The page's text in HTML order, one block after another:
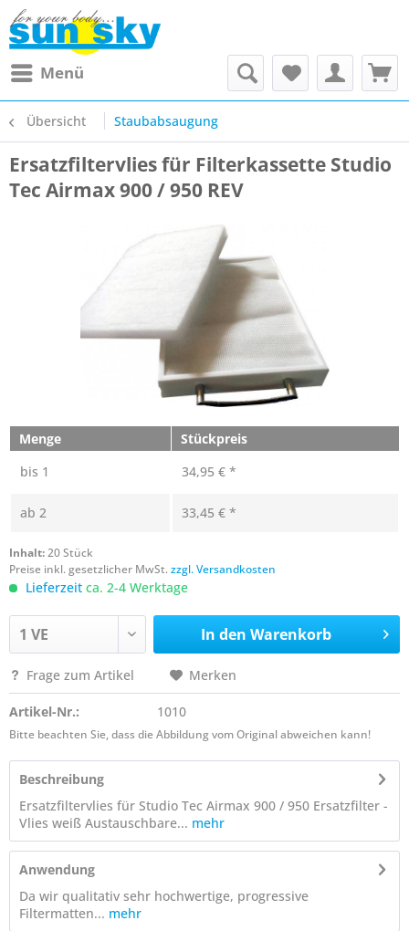
Menü
Übersicht Staubabsaugung
Ersatzfiltervlies für Filterkassette Studio
Tec Airmax 900 / 950 REV
Menge
Stückpreis
bis 1 34,95 € *
ab 2 33,45 € *
Inhalt:20 Stück
Preise inkl. gesetzlicher MwSt.zzgl. Versandkosten
Lieferzeit ca. 2-4 Werktage
In den Warenkorb
Frage zum Artikel Merken
Artikel-Nr.: 1010
Bitte beachten Sie, dass die Abbildung vom Original abweichen kann!
Beschreibung
Ersatzfiltervlies für Studio Tec Airmax 900 / 950 Ersatzfilter -
Vlies weiß Austauschbare... mehr
Anwendung
Da wir qualitativ sehr hochwertige, progressive
Filtermatten... mehr